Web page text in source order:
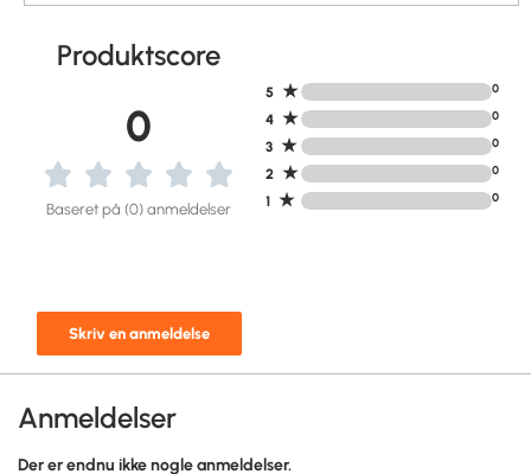
Produktscore
0
Baseret på (0) anmeldelser
Skriv en anmeldelse
5 ★ 0
4 ★ 0
3 ★ 0
2 ★ 0
1 ★ 0
Anmeldelser
Der er endnu ikke nogle anmeldelser.